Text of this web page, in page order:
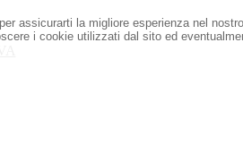
assicurarti la migliore esperienza nel
i cookie utilizzati dal sito ed